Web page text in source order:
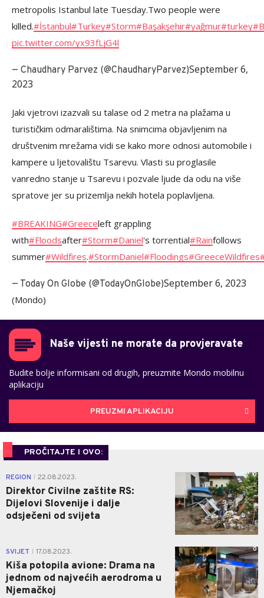
metropolis Istanbul late Tuesday.Two people were
killed.#İstanbul#Turkey#Storm#Başakşehir#yağmur#turkey
pic.twitter.com/yx93fLjG4l
— Chaudhary Parvez (@ChaudharyParvez)September 6,
2023
Jaki vjetrovi izazvali su talase od 2 metra na plažama u
turističkim odmaralištima. Na snimcima objavljenim na
društvenim mrežama vidi se kako more odnosi automobile i
kampere u ljetovalištu Tsarevu. Vlasti su proglasile
vanredno stanje u Tsarevu i pozvale ljude da odu na više
spratove jer su prizemlja nekih hotela poplavljena.
#BREAKING#Greeceleft grappling
with#Floodsafter#Storm#Daniel's torrential#Rainfollows
summer#Wildfires.#StormDaniel#Floodings#GreeceWildfires
— Today On Globe (@TodayOnGlobe)September 6, 2023
(Mondo)
Naše vijesti ne morate da provjeravate
Budite bolje informisani od drugih, preuzmite Mondo mobilnu
aplikaciju
PREUZMI APLIKACIJU
PROČITAJTE I OVO:
REGION 22.08.2023.
Direktor Civilne zaštite RS:
Dijelovi Slovenije i dalje
odsječeni od svijeta
0
SVIJET 17.08.2023.
Kiša potopila avione: Drama na
jednom od najvećih aerodroma u
Njemačkoj
0